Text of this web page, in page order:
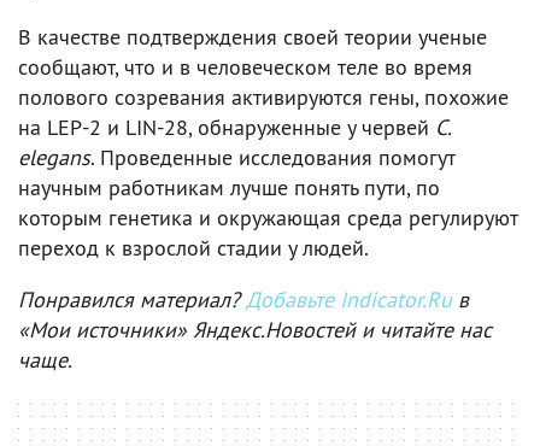
В качестве подтверждения своей теории ученые
сообщают, что и в человеческом теле во время
полового созревания активируются гены, похожие
на LEP-2 и LIN-28, обнаруженные у червей C.
elegans. Проведенные исследования помогут
научным работникам лучше понять пути, по
которым генетика и окружающая среда регулируют
переход к взрослой стадии у людей.
Понравился материал?Добавьте Indicator.Ruв
«Мои источники» Яндекс.Новостей и читайте нас
чаще.